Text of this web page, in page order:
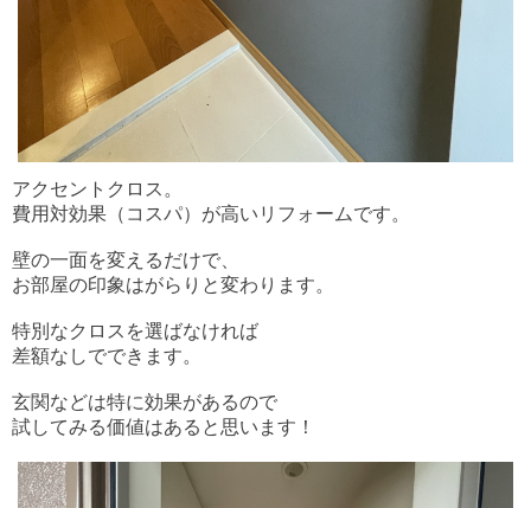
アクセントクロス。
費用対効果（コスパ）が高いリフォームです。
壁の一面を変えるだけで、
お部屋の印象はがらりと変わります。
特別なクロスを選ばなければ
差額なしでできます。
玄関などは特に効果があるので
試してみる価値はあると思います！